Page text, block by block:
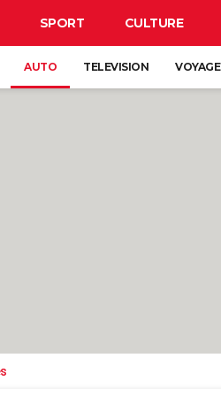
SPORT CULTURE
AUTO TELEVISION VOYAGE